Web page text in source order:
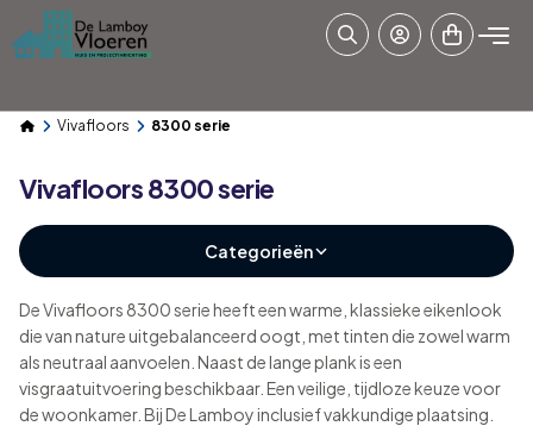
Vivafloors 8300 serie
Vivafloors 8300 serie
Categorieën
De Vivafloors 8300 serie heeft een warme, klassieke eikenlook
die van nature uitgebalanceerd oogt, met tinten die zowel warm
als neutraal aanvoelen. Naast de lange plank is een
visgraatuitvoering beschikbaar. Een veilige, tijdloze keuze voor
de woonkamer. Bij De Lamboy inclusief vakkundige plaatsing.